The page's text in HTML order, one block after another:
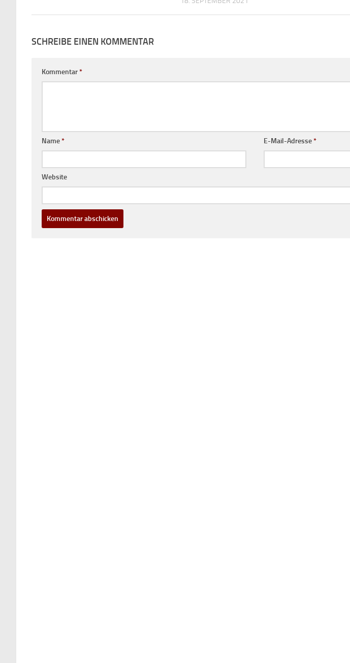
SCHREIBE EINEN KOMMENTAR
Kommentar*
Name* E-Mail-Adresse*
Website